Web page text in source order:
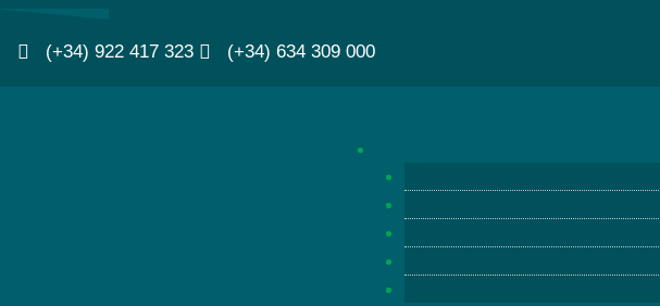
(+34) 922 417 323 (+34) 634 309 000